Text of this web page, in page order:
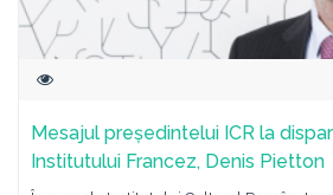
Mesajul președintelui ICR la
Institutului Francez, Denis Pietton